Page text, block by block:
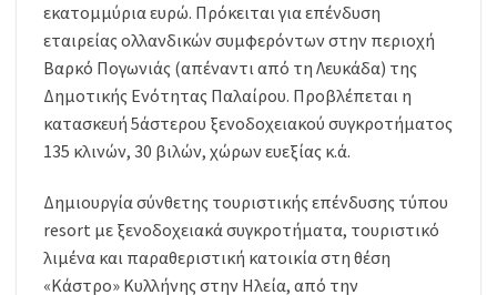
εκατομμύρια ευρώ. Πρόκειται για επένδυση
εταιρείας ολλανδικών συμφερόντων στην περιοχή
Βαρκό Πογωνιάς (απέναντι από τη Λευκάδα) της
Δημοτικής Ενότητας Παλαίρου. Προβλέπεται η
κατασκευή 5άστερου ξενοδοχειακού συγκροτήματος
135 κλινών, 30 βιλών, χώρων ευεξίας κ.ά.
Δημιουργία σύνθετης τουριστικής επένδυσης τύπου
resort με ξενοδοχειακά συγκροτήματα, τουριστικό
λιμένα και παραθεριστική κατοικία στη θέση
«Κάστρο» Κυλλήνης στην Ηλεία, από την